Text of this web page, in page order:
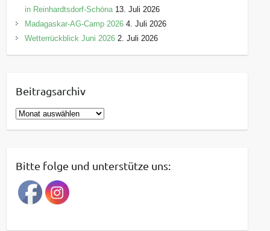
in Reinhardtsdorf-Schöna 13. Juli 2026
Madagaskar-AG-Camp 2026 4. Juli 2026
Wetterrückblick Juni 2026 2. Juli 2026
Beitragsarchiv
B
e
r
a
g
a
Bitte folge und unterstütze uns: